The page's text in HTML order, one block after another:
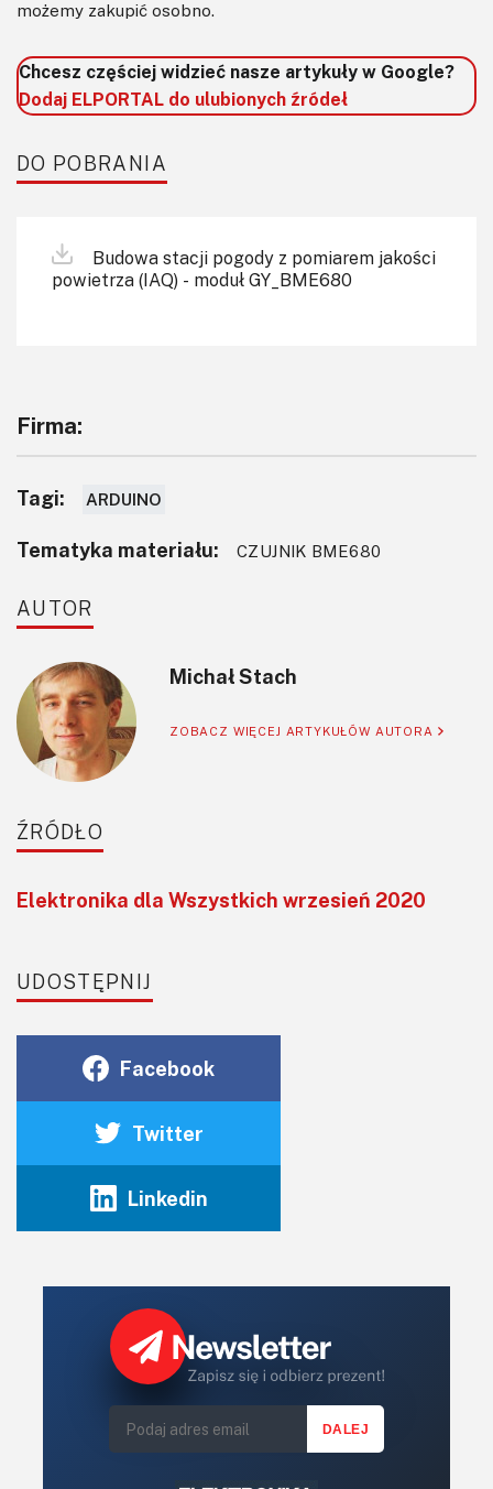
możemy zakupić osobno.
Chcesz częściej widzieć nasze artykuły w Google?
Dodaj ELPORTAL do ulubionych źródeł
DO POBRANIA
Budowa stacji pogody z pomiarem jakości
powietrza (IAQ) - moduł GY_BME680
Firma:
Tagi: ARDUINO
Tematyka materiału: CZUJNIK BME680
AUTOR
Michał Stach
ZOBACZ WIĘCEJ ARTYKUŁÓW AUTORA
ŹRÓDŁO
Elektronika dla Wszystkich wrzesień 2020
UDOSTĘPNIJ
Facebook
Twitter
Linkedin